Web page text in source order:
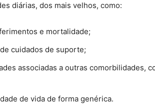
diárias, dos mais velhos, como:
e mortalidade;
cuidados de suporte;
associadas a outras comorbilidades,
de vida de forma genérica.